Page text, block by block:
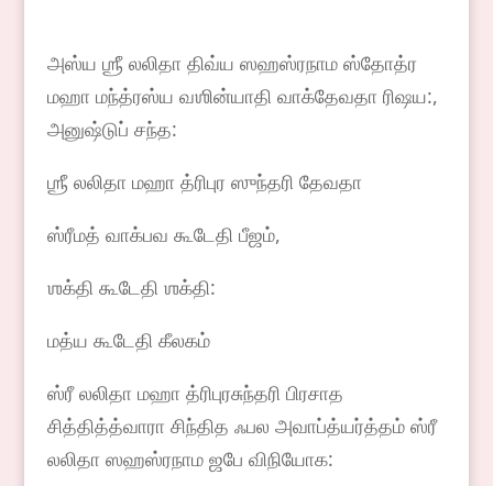
அஸ்ய ஶ்ரீ லலிதா திவ்ய ஸஹஸ்ரநாம ஸ்தோத்ர
மஹா மந்த்ரஸ்ய வஶின்யாதி வாக்தேவதா ரிஷய:,
அனுஷ்டுப் சந்த:
ஶ்ரீ லலிதா மஹா த்ரிபுர ஸுந்தரி தேவதா
ஸ்ரீமத் வாக்பவ கூடேதி பீஜம்,
ஶக்தி கூடேதி ஶக்தி:
மத்ய கூடேதி கீலகம்
ஸ்ரீ லலிதா மஹா த்ரிபுரசுந்தரி பிரசாத
சித்தித்த்வாரா சிந்தித ஃபல அவாப்த்யர்த்தம் ஸ்ரீ
லலிதா ஸஹஸ்ரநாம ஜபே விநியோக: